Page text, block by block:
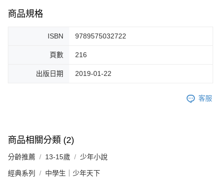
商品規格
ISBN 9789575032722
頁數 216
出版日期 2019-01-22
客服
商品相關分類 (2)
分齡推薦 13-15歲 少年小說
經典系列 中學生｜少年天下